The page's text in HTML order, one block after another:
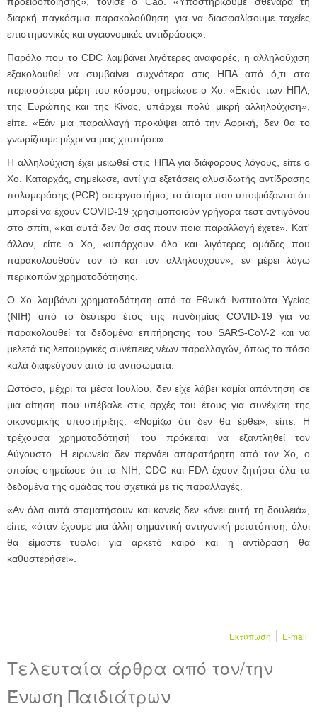
διαρκή παγκόσμια παρακολούθηση για να διασφαλίσουμε ταχείες
επιστημονικές και υγειονομικές αντιδράσεις».
Παρόλο που το CDC λαμβάνει λιγότερες αναφορές, η αλληλούχιση
εξακολουθεί να συμβαίνει συχνότερα στις ΗΠΑ από ό,τι στα
περισσότερα μέρη του κόσμου, σημείωσε ο Χο. «Εκτός των ΗΠΑ,
της Ευρώπης και της Κίνας, υπάρχει πολύ μικρή αλληλούχιση»,
είπε. «Εάν μια παραλλαγή προκύψει από την Αφρική, δεν θα το
γνωρίζουμε μέχρι να μας χτυπήσει».
Η αλληλούχιση έχει μειωθεί στις ΗΠΑ για διάφορους λόγους, είπε ο
Χο. Καταρχάς, σημείωσε, αντί για εξετάσεις αλυσιδωτής αντίδρασης
πολυμεράσης (PCR) σε εργαστήριο, τα άτομα που υποψιάζονται ότι
μπορεί να έχουν COVID-19 χρησιμοποιούν γρήγορα τεστ αντιγόνου
στο σπίτι, «και αυτά δεν θα σας πουν ποια παραλλαγή έχετε». Κατ'
άλλον, είπε ο Χο, «υπάρχουν όλο και λιγότερες ομάδες που
παρακολουθούν τον ιό και τον αλληλουχούν», εν μέρει λόγω
περικοπών χρηματοδότησης.
Ο Χο λαμβάνει χρηματοδότηση από τα Εθνικά Ινστιτούτα Υγείας
(NIH) από το δεύτερο έτος της πανδημίας COVID-19 για να
παρακολουθεί τα δεδομένα επιτήρησης του SARS-CoV-2 και να
μελετά τις λειτουργικές συνέπειες νέων παραλλαγών, όπως το πόσο
καλά διαφεύγουν από τα αντισώματα.
Ωστόσο, μέχρι τα μέσα Ιουλίου, δεν είχε λάβει καμία απάντηση σε
μια αίτηση που υπέβαλε στις αρχές του έτους για συνέχιση της
οικονομικής υποστήριξης. «Νομίζω ότι δεν θα έρθει», είπε. Η
τρέχουσα χρηματοδότησή του πρόκειται να εξαντληθεί τον
Αύγουστο. Η ειρωνεία δεν περνάει απαρατήρητη από τον Χο, ο
οποίος σημείωσε ότι τα NIH, CDC και FDA έχουν ζητήσει όλα τα
δεδομένα της ομάδας του σχετικά με τις παραλλαγές.
«Αν όλα αυτά σταματήσουν και κανείς δεν κάνει αυτή τη δουλειά»,
είπε, «όταν έχουμε μια άλλη σημαντική αντιγονική μετατόπιση, όλοι
θα είμαστε τυφλοί για αρκετό καιρό και η αντίδραση θα
καθυστερήσει».
Εκτύπωση E-mail
Τελευταία άρθρα από τον/την
Ένωση Παιδιάτρων